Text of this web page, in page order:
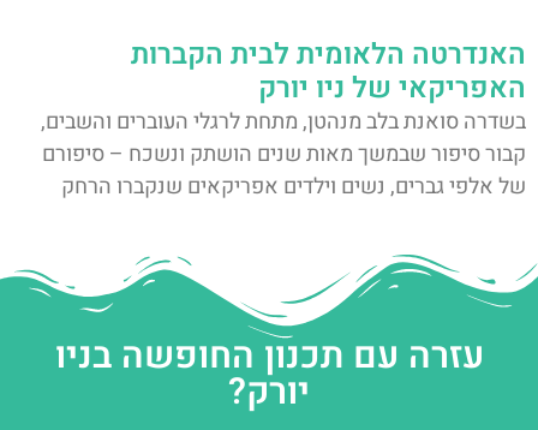
האנדרטה הלאומית לבית הקברות
האפריקאי של ניו יורק
בשדרה סואנת בלב מנהטן, מתחת לרגלי העוברים והשבים,
קבור סיפור שבמשך מאות שנים הושתק ונשכח – סיפורם
של אלפי גברים, נשים וילדים אפריקאים שנקברו הרחק
עזרה עם תכנון החופשה בניו
יורק?